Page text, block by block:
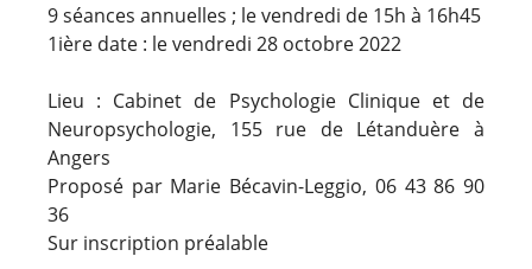
9 séances annuelles ; le vendredi de 15h à 16h45
1ière date : le vendredi 28 octobre 2022
Lieu : Cabinet de Psychologie Clinique et de
Neuropsychologie, 155 rue de Létanduère à
Angers
Proposé par Marie Bécavin-Leggio, 06 43 86 90
36
Sur inscription préalable